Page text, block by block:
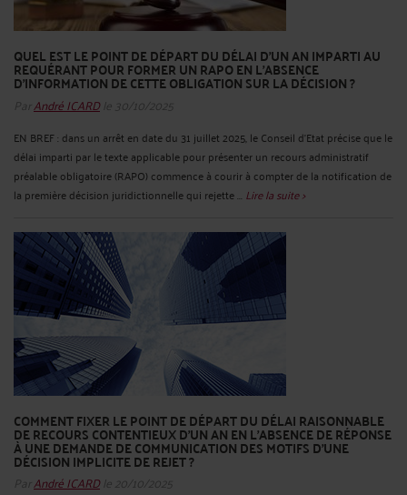
QUEL EST LE POINT DE DÉPART DU DÉLAI D’UN AN IMPARTI AU
REQUÉRANT POUR FORMER UN RAPO EN L’ABSENCE
D’INFORMATION DE CETTE OBLIGATION SUR LA DÉCISION ?
ParAndré ICARDle 30/10/2025
EN BREF : dans un arrêt en date du 31 juillet 2025, le Conseil d’Etat précise que le
délai imparti par le texte applicable pour présenter un recours administratif
préalable obligatoire (RAPO) commence à courir à compter de la notification de
la première décision juridictionnelle qui rejette ... Lire la suite >
COMMENT FIXER LE POINT DE DÉPART DU DÉLAI RAISONNABLE
DE RECOURS CONTENTIEUX D’UN AN EN L’ABSENCE DE RÉPONSE
À UNE DEMANDE DE COMMUNICATION DES MOTIFS D’UNE
DÉCISION IMPLICITE DE REJET ?
ParAndré ICARDle 20/10/2025